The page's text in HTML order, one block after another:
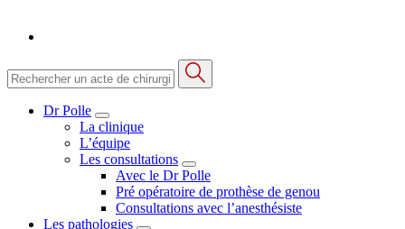
Dr Polle
La clinique
L’équipe
Les consultations
Avec le Dr Polle
Pré opératoire de prothèse de genou
Consultations avec l’anesthésiste
Les pathologies